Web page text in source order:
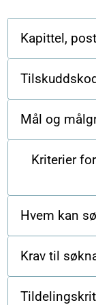
Kapittel,
Mål og
Kriterier
Hvem kan
Krav til